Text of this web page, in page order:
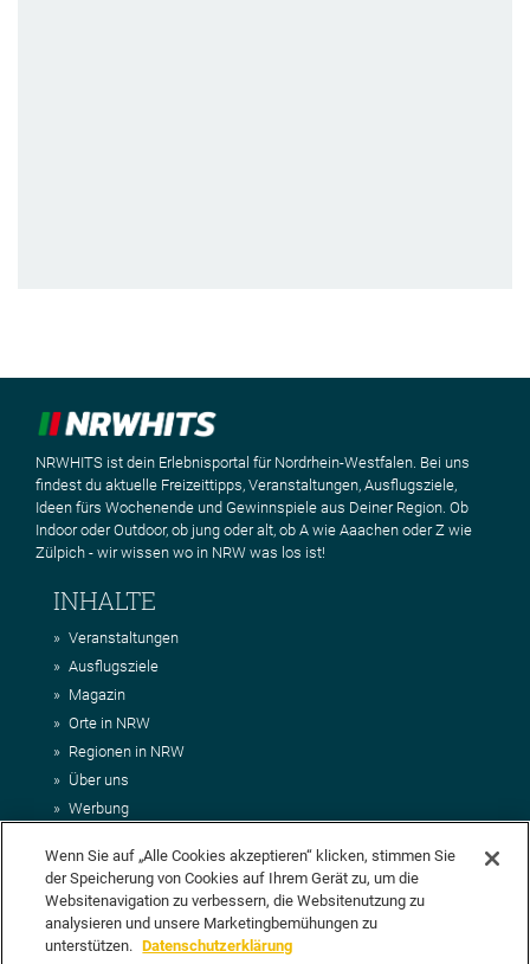
NRWHITS ist dein Erlebnisportal für Nordrhein-Westfalen. Bei uns
findest du aktuelle Freizeittipps, Veranstaltungen, Ausflugsziele,
Ideen fürs Wochenende und Gewinnspiele aus Deiner Region. Ob
Indoor oder Outdoor, ob jung oder alt, ob A wie Aaachen oder Z wie
Zülpich - wir wissen wo in NRW was los ist!
INHALTE
Veranstaltungen
Ausflugsziele
Magazin
Orte in NRW
Regionen in NRW
Über uns
Werbung
Impressum
AGB
Datenschutz
DEIN VORSCHLAG FÜR NRWHITS
Wenn Sie auf „Alle Cookies akzeptieren“ klicken, stimmen Sie
der Speicherung von Cookies auf Ihrem Gerät zu, um die
Websitenavigation zu verbessern, die Websitenutzung zu
analysieren und unsere Marketingbemühungen zu
unterstützen. Datenschutzerklärung